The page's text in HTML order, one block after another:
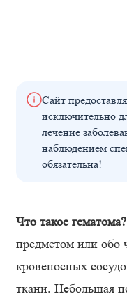
Сайт
исключительно
лечение
наблюдением
обязательна!
Что такое гематома?
предметом или обо
кровеносных
ткани. Небольшая